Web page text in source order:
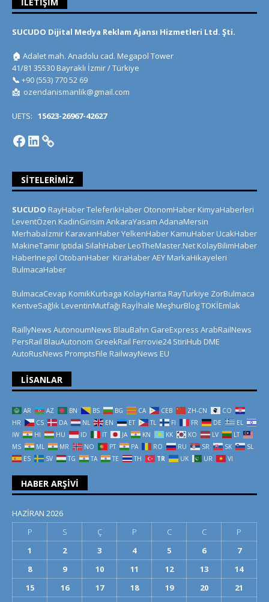
SUCUDO Dijital Medya Reklam Ajansı Hizmetleri Ltd. Şti.
🏠 Adalet mah. Anadolu cad. Megapol Tower
41/81 35530 Bayraklı İzmir / Türkiye
📞 +90 (553) 770 52 69
📩 ozendanismanlik@gmail.com
UETS: 15623-26967-42627
SITELERIMIZ
SUCUDO RayHaberTeleferikHaber OtonomHaber KimyaHaberleri
LeventÖzen KadinGirisim AnkaraYasam AdanaMersin
Merhabaİzmir KaravanHaberYelkenHaber KamuHaber UcakHaber
MakineTamir Iptidai SilahHaber LeoTheMaster.Net KolayBilimHaber
HaberInegol OtobanHaber KiraHaberAEY MarkaHikayeleri
BulmacaHaber
BulmacaCevap KomikKurbaga KolayHarita RayTurkiye ZorBulmaca
KentveSağlık LeventinMutfağı Rayİhale MeşhurBlogTOKİEmlak
RaillyNews AutonoumNews BlauBahn GareExpress ArabRailNews
PersRail BlauAutonom GreekRail Ferrovie24 StiriHub DME
AutoRusNews PromptsFile RailwayNews EU
LISANLAR
AR AZ BN BS BG CA CEB ZH-CN
CO
HR
CS DA NL EN ET TL FI FR DE
EL
IW
HI HU ID IT JA KN KK KO LV
LT
MS
ML MR NO PT PA RO RU SR SK
SL
ES
SV TG TA TE TH TR UK UR VI
HABER ARŞIVI
HAZIRAN 2026
P
S Ç P C C
P
1
2 3 4 5 6
7
8
9 10 11 12 13
14
15
16 17 18 19 20
21